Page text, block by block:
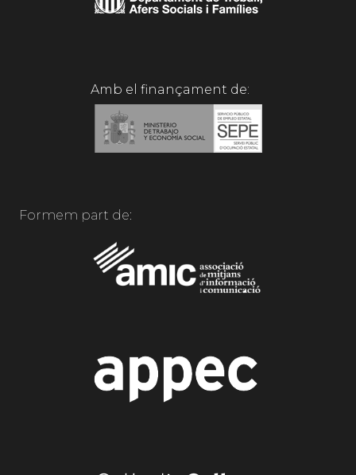
Amb el finançament de:
Formem part de: